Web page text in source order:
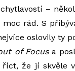
–
moc rád. S
oslovily ty
of Focusa
že jí skvěle